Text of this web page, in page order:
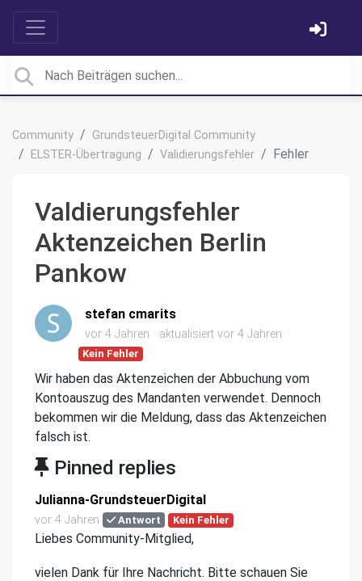
Community
GrundsteuerDigital Community
ELSTER-Übertragung
Validierungsfehler Fehler
Valdierungsfehler
Aktenzeichen Berlin
Pankow
stefan cmarits
vor 4 Jahren aktualisiert vor 4 Jahren
Kein Fehler
Wir haben das Aktenzeichen der Abbuchung vom
Kontoauszug des Mandanten verwendet. Dennoch
bekommen wir die Meldung, dass das Aktenzeichen
falsch ist.
Pinned replies
Julianna-GrundsteuerDigital
vor 4 Jahren Antwort Kein Fehler
Liebes Community-Mitglied,
vielen Dank für Ihre Nachricht. Bitte schauen Sie